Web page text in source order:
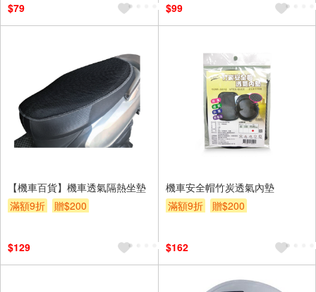
$79
$99
【機車百貨】機車透氣隔熱坐墊
滿額9折
贈$200
$129
機車安全帽竹炭透氣內墊
滿額9折
贈$200
$162